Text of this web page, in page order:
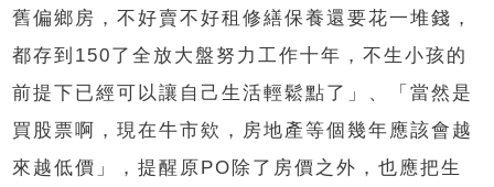
舊偏鄉房，不好賣不好租修繕保養還要花一堆錢，
都存到150了全放大盤努力工作十年，不生小孩的
前提下已經可以讓自己生活輕鬆點了」、「當然是
買股票啊，現在牛市欸，房地產等個幾年應該會越
來越低價」，提醒原PO除了房價之外，也應把生